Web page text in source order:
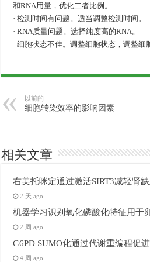
和RNA用量，优化二者比例。
· 检测时间有问题。适当调整检测时间。
· RNA质量问题。选择纯度高的RNA。
· 细胞状态不佳。调整细胞状态，调整细
以前的
细胞转染效率的影响因素
相关文章
右美托咪定通过激活SIRT3减轻肾
2 天 ago
机器学习识别氧化磷酸化特征用于
2 周 ago
G6PD SUMO化通过代谢重编程促
4 周 ago